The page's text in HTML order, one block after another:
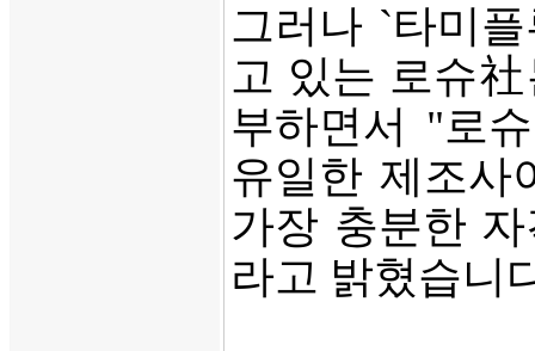
그러나 `타미
고 있는 로슈
부하면서 "로
유일한 제조사
가장 충분한
라고 밝혔습니